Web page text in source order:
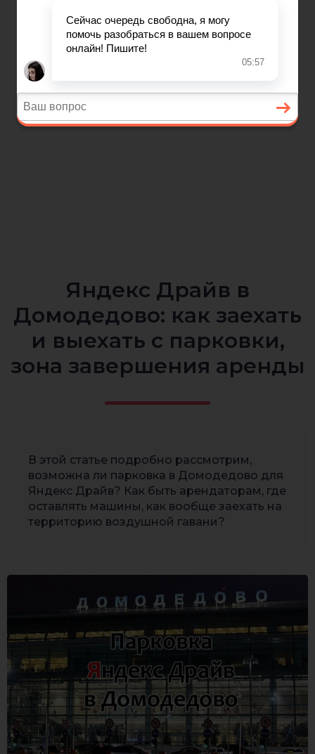
Яндекс Драйв в
Домодедово: как заехать
и выехать с парковки,
зона завершения аренды
В этой статье подробно рассмотрим,
возможна ли парковка в Домодедово для
Яндекс Драйв? Как быть арендаторам, где
оставлять машины, как вообще заехать на
территорию воздушной гавани?